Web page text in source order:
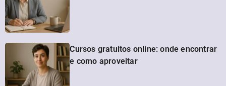
Cursos gratuitos online: onde encontrar
e como aproveitar